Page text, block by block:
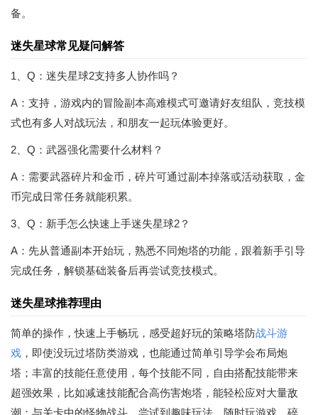
备。
迷失星球常见疑问解答
1、Q：迷失星球2支持多人协作吗？
A：支持，游戏内的冒险副本高难模式可邀请好友组队，竞技模
式也有多人对战玩法，和朋友一起玩体验更好。
2、Q：武器强化需要什么材料？
A：需要武器碎片和金币，碎片可通过副本掉落或活动获取，金
币完成日常任务就能积累。
3、Q：新手怎么快速上手迷失星球2？
A：先从普通副本开始玩，熟悉不同炮塔的功能，跟着新手引导
完成任务，解锁基础装备后再尝试竞技模式。
迷失星球推荐理由
简单的操作，快速上手畅玩，感受超好玩的策略塔防战斗游
戏 ，即使没玩过塔防类游戏，也能通过简单引导学会布局炮
塔；丰富的技能任意使用，每个技能不同，自由搭配技能带来
超强效果，比如减速技能配合高伤害炮塔，能轻松应对大量敌
潮；与关卡中的怪物战斗，尝试到趣味玩法，随时玩游戏，碎